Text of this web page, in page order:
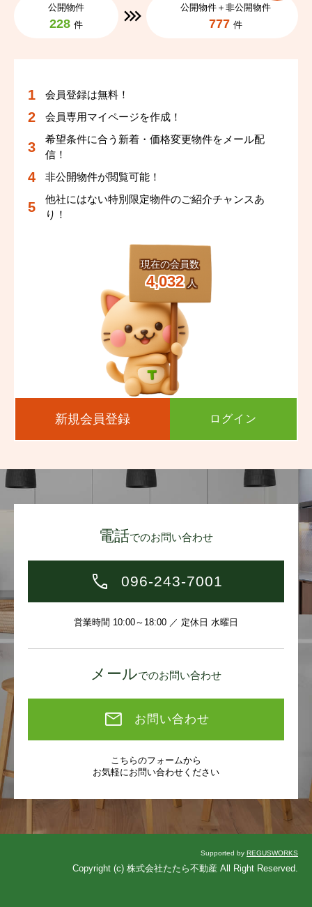
公開物件
228 件
公開物件＋非公開物件
777 件
現在の会員数
4,032 人
会員登録は無料！
会員専用マイページを作成！
希望条件に合う新着・価格変更物件をメール配
信！
非公開物件が閲覧可能！
他社にはない特別限定物件のご紹介チャンスあ
り！
新規会員登録 ログイン
電話でのお問い合わせ
096-243-7001
営業時間 10:00～18:00 ／ 定休日 水曜日
メールでのお問い合わせ
お問い合わせ
こちらのフォームから
お気軽にお問い合わせください
Supported by REGUSWORKS
Copyright (c) 株式会社たたら不動産 All Right Reserved.